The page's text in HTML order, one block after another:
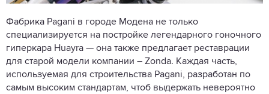
Фабрика Pagani в городе Модена не только
специализируется на постройке легендарного гоночного
гиперкара Huayra — она также предлагает реставрации
для старой модели компании – Zonda. Каждая часть,
используемая для строительства Pagani, разработан по
самым высоким стандартам, чтоб выдержать невероятно